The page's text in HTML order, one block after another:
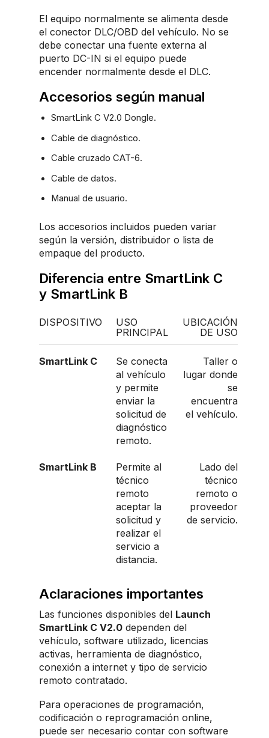
El equipo normalmente se alimenta desde
el conector DLC/OBD del vehículo. No se
debe conectar una fuente externa al
puerto DC-IN si el equipo puede
encender normalmente desde el DLC.
Accesorios según manual
SmartLink C V2.0 Dongle.
Cable de diagnóstico.
Cable cruzado CAT-6.
Cable de datos.
Manual de usuario.
Los accesorios incluidos pueden variar
según la versión, distribuidor o lista de
empaque del producto.
Diferencia entre SmartLink C
y SmartLink B
DISPOSITIVO
USO
PRINCIPAL
UBICACIÓN
DE USO
SmartLink C
Se conecta
al vehículo
y permite
enviar la
solicitud de
diagnóstico
remoto.
Taller o
lugar donde
se
encuentra
el vehículo.
SmartLink B
Permite al
técnico
remoto
aceptar la
solicitud y
realizar el
servicio a
distancia.
Lado del
técnico
remoto o
proveedor
de servicio.
Aclaraciones importantes
Las funciones disponibles del Launch
SmartLink C V2.0 dependen del
vehículo, software utilizado, licencias
activas, herramienta de diagnóstico,
conexión a internet y tipo de servicio
remoto contratado.
Para operaciones de programación,
codificación o reprogramación online,
puede ser necesario contar con software